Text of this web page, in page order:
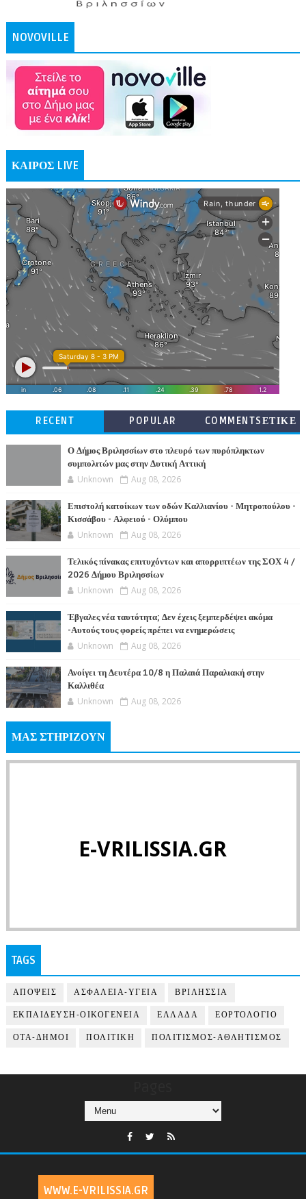
NOVOVILLE
ΚΑΙΡΟΣ LIVE
RECENT POPULAR
COMMENTSΕΤΙΚΕ
Ο Δήμος Βριλησσίων στο πλευρό των πυρόπληκτων
συμπολιτών μας στην Δυτική Αττική
Unknown Aug 08, 2026
Επιστολή κατοίκων των οδών Καλλιανίου - Μητροπούλου -
Κισσάβου - Αλφειού - Ολύμπου
Unknown Aug 08, 2026
Τελικός πίνακας επιτυχόντων και απορριπτέων της ΣΟΧ 4 /
2026 Δήμου Βριλησσίων
Unknown Aug 08, 2026
Έβγαλες νέα ταυτότητα; Δεν έχεις ξεμπερδέψει ακόμα
-Αυτούς τους φορείς πρέπει να ενημερώσεις
Unknown Aug 08, 2026
Ανοίγει τη Δευτέρα 10/8 η Παλαιά Παραλιακή στην
Καλλιθέα
Unknown Aug 08, 2026
ΜΑΣ ΣΤΗΡΙΖΟΥΝ
E-VRILISSIA.GR
TAGS
ΑΠΟΨΕΙΣ ΑΣΦΑΛΕΙΑ-ΥΓΕΙΑ ΒΡΙΛΗΣΣΙΑ
ΕΚΠΑΙΔΕΥΣΗ-ΟΙΚΟΓΕΝΕΙΑ ΕΛΛΑΔΑ ΕΟΡΤΟΛΟΓΙΟ
ΟΤΑ-ΔΗΜΟΙ ΠΟΛΙΤΙΚΗ ΠΟΛΙΤΙΣΜΟΣ-ΑΘΛΗΤΙΣΜΟΣ
WWW.E-VRILISSIA.GR